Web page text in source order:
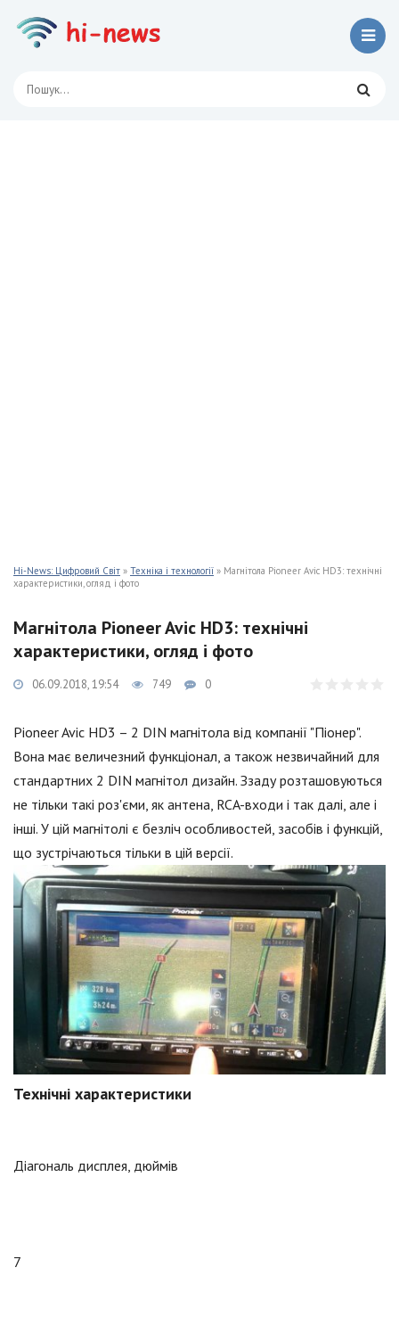
Hi-News: Цифровий Світ » Техніка і технології » Магнітола Pioneer Avic HD3: технічні
характеристики, огляд і фото
Магнітола Pioneer Avic HD3: технічні
характеристики, огляд і фото
06.09.2018, 19:54 749 0
Pioneer Avic HD3 – 2 DIN магнітола від компанії "Піонер".
Вона має величезний функціонал, а також незвичайний для
стандартних 2 DIN магнітол дизайн. Ззаду розташовуються
не тільки такі роз'єми, як антена, RCA-входи і так далі, але і
інші. У цій магнітолі є безліч особливостей, засобів і функцій,
що зустрічаються тільки в цій версії.
Технічні характеристики
Діагональ дисплея, дюймів
7